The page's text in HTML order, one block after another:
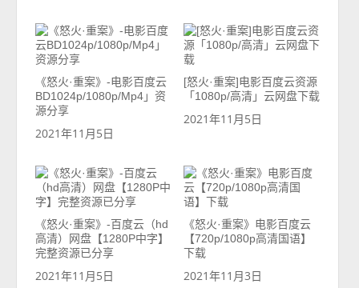
《怒火·重案》-电影百度云
BD1024p/1080p/Mp4」资
源分享
2021年11月5日
[怒火·重案]电影百度云资源
「1080p/高清」云网盘下载
2021年11月5日
《怒火·重案》-百度云（hd
高清）网盘【1280P中字】
完整资源已分享
2021年11月5日
《怒火·重案》电影百度云
【720p/1080p高清国语】
下载
2021年11月3日